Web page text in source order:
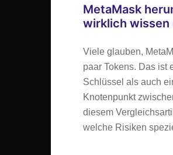
MetaMask
wirklich wissen
Viele glauben,
paar Tokens. Das ist
Schlüssel als auch
Knotenpunkt
diesem
welche Risiken